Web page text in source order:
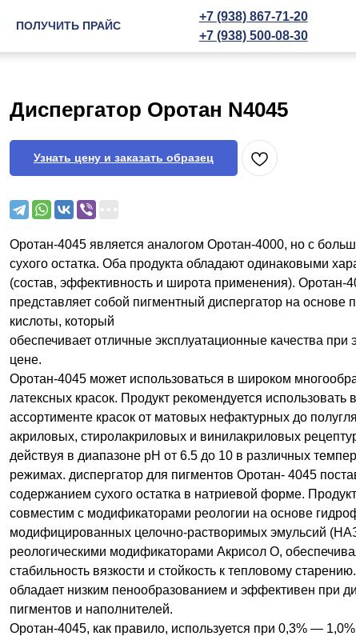
ПОЛУЧИТЬ ПРАЙС
+7 (938) 867-71-20
+7 (938) 500-08-30
Диспергатор Оротан N4045
Узнать цену и заказать образец
Оротан-4045 является аналогом Оротан-4000, но с
сухого остатка. Оба продукта обладают одинаковыми
(состав, эффективность и широта применения). Оротан-
представляет собой пигментный диспергатор на основе
кислоты, который
обеспечивает отличные эксплуатационные качества при
цене.
Оротан-4045 может использоваться в широком
латексных красок. Продукт рекомендуется использовать
ассортименте красок от матовых нефактурных до
акриловых, стиролакриловых и винилакриловых
действуя в диапазоне рН от 6.5 до 10 в различных
режимах. диспергатор для пигментов Оротан- 4045
содержанием сухого остатка в натриевой форме.
совместим с модификаторами реологии на основе
модифицированных целочно-растворимых эмульсий
реологическими модификаторами Акрисол О,
стабильность вязкости и стойкость к тепловому
обладает низким пенообразованием и эффективен при
пигментов и наполнителей.
Оротан-4045, как правило, используется при 0,3% —